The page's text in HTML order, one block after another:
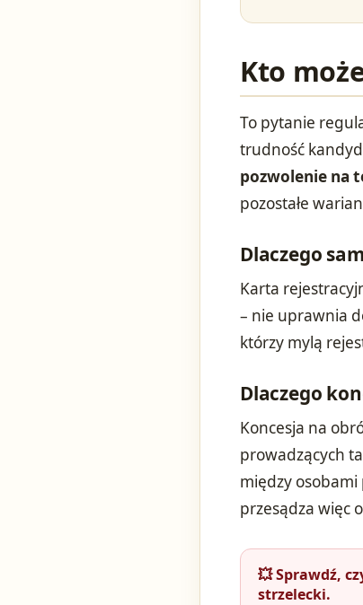
Kto
To pytanie
trudność
pozwolenie na
pozostałe
Dlaczego
Karta
– nie uprawnia
którzy mylą
Dlaczego
Koncesja na
prowadzących
między
przesądza więc
💥 Sprawdź,
strzelecki.